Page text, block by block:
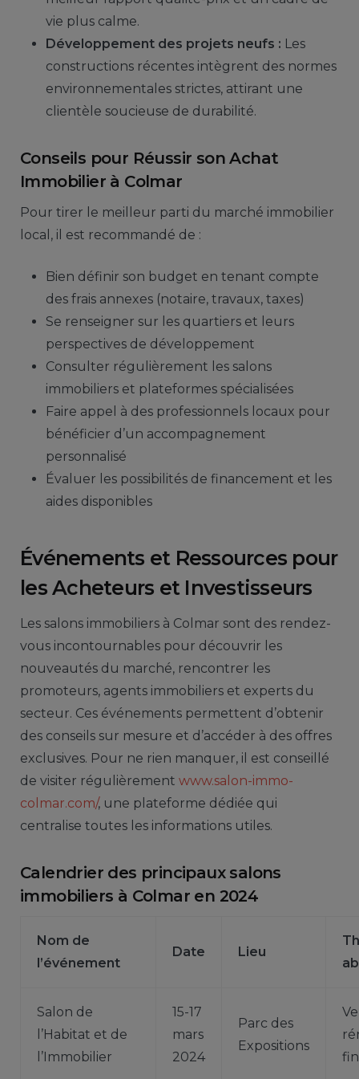
vie plus calme.
Développement des projets neufs : Les
constructions récentes intègrent des normes
environnementales strictes, attirant une
clientèle soucieuse de durabilité.
Conseils pour Réussir son Achat
Immobilier à Colmar
Pour tirer le meilleur parti du marché immobilier
local, il est recommandé de :
Bien définir son budget en tenant compte
des frais annexes (notaire, travaux, taxes)
Se renseigner sur les quartiers et leurs
perspectives de développement
Consulter régulièrement les salons
immobiliers et plateformes spécialisées
Faire appel à des professionnels locaux pour
bénéficier d’un accompagnement
personnalisé
Évaluer les possibilités de financement et les
aides disponibles
Événements et Ressources pour
les Acheteurs et Investisseurs
Les salons immobiliers à Colmar sont des rendez-
vous incontournables pour découvrir les
nouveautés du marché, rencontrer les
promoteurs, agents immobiliers et experts du
secteur. Ces événements permettent d’obtenir
des conseils sur mesure et d’accéder à des offres
exclusives. Pour ne rien manquer, il est conseillé
de visiter régulièrement www.salon-immo-
colmar.com/, une plateforme dédiée qui
centralise toutes les informations utiles.
Calendrier des principaux salons
immobiliers à Colmar en 2024
Nom de
l’événement
Date Lieu
Salon de
l’Habitat et de
l’Immobilier
15-17
mars
2024
Parc des
Expositions